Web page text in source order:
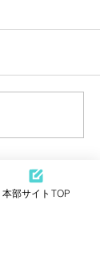
本部サイトTOP